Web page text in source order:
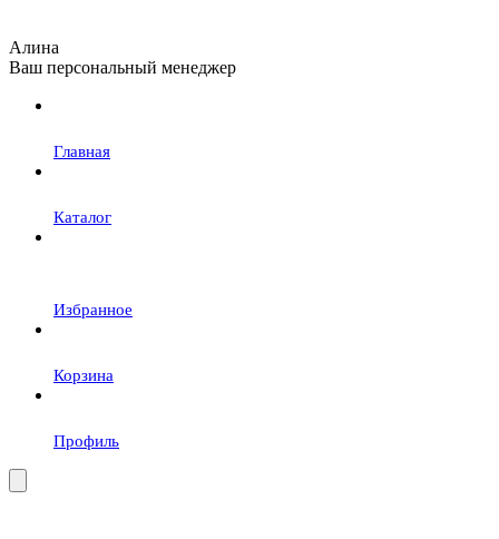
Алина
Ваш персональный менеджер
Главная
Каталог
Избранное
Корзина
Профиль